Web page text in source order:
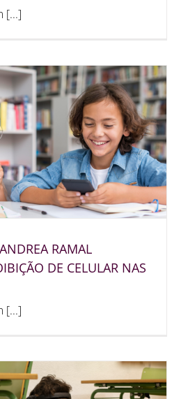
[...]
RAMAL
DE CELULAR NAS
[...]